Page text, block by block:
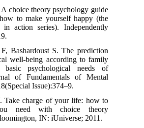
A choice theory psychology guide
how to make yourself happy (the
in action series). Independently
F, Bashardoust S. The prediction
well-being according to family
basic psychological needs of
of Fundamentals of Mental
Issue):374–9.
Take charge of your life: how to
need with choice theory
IN: iUniverse; 2011.